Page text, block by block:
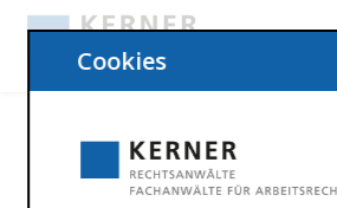
3. Oktober 2021
Cookies